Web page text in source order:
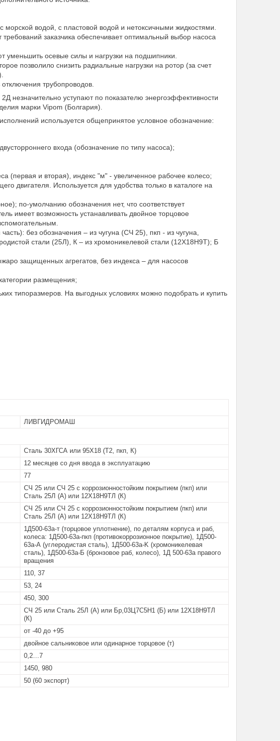
морской водой, с пластовой водой и нетоксичными жидкостями.
заказчика обеспечивает оптимальный выбор насоса
уменьшить осевые силы и нагрузки на подшипники.
позволило снизить радиальные нагрузки на ротор (за счет
трубопроводов.
незначительно уступают по показателю энергоэффективности
марки Vipom (Болгария).
используется общепринятое условное обозначение:
входа (обозначение по типу насоса);
(первая и вторая), индекс "м" - увеличенное рабочее колесо;
двигателя. Используется для удобства только в каталоге на
по-умолчанию обозначения нет, что соответствует
имеет возможность устанавливать двойное торцовое
без обозначения – из чугуна (СЧ 25), пкп - из чугуна,
стали (25Л), К – из хромоникелевой стали (12Х18Н9Т); Б
защищенных агрегатов, без индекса – для насосов
размещения;
типоразмеров. На выгодных условиях можно подобрать и купить
ЛИВГИДРОМАШ
Сталь 30ХГСА или 95Х18 (Т2, пкп, К)
12 месяцев со дня ввода в эксплуатацию
77
СЧ 25 или СЧ 25 с коррозионностойким покрытием (пкп) или
Сталь 25Л (А) или 12Х18Н9ТЛ (К)
СЧ 25 или СЧ 25 с коррозионностойким покрытием (пкп) или
Сталь 25Л (А) или 12Х18Н9ТЛ (К)
1Д500-63а-т (торцовое уплотнение), по деталям корпуса и раб,
колеса: 1Д500-63а-пкп (противокоррозионное покрытие), 1Д500-
63а-А (углеродистая сталь), 1Д500-63а-K (хромоникелевая
сталь), 1Д500-63а-Б (бронзовое раб, колесо), 1Д 500-63а правого
вращения
110, 37
53, 24
450, 300
СЧ 25 или Сталь 25Л (А) или Бр,03Ц7С5Н1 (Б) или 12Х18Н9ТЛ
(К)
от -40 до +95
двойное сальниковое или одинарное торцовое (т)
0,2…7
1450, 980
50 (60 экспорт)